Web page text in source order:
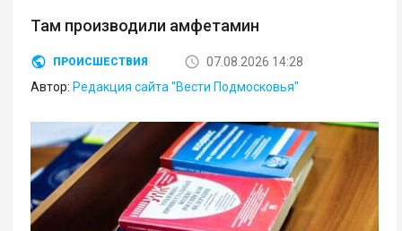
Там производили амфетамин
ПРОИСШЕСТВИЯ
07.08.2026 14:28
Автор: Редакция сайта "Вести Подмосковья"